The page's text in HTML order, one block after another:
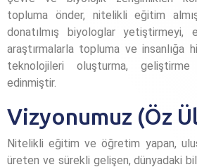
ARAŞTIRMA
TOPLUMA KATKI
ADAY ÖĞRENCI
İLETIŞIM
ANKETLER
topluma önder, nitelikli eğitim
donatılmış biyologlar yetiştirmeyi,
araştırmalarla topluma ve insanlığa
teknolojileri oluşturma,
edinmiştir.
Vizyonumuz (Öz
Nitelikli eğitim ve öğretim yapan,
üreten ve sürekli gelişen, dünyadaki